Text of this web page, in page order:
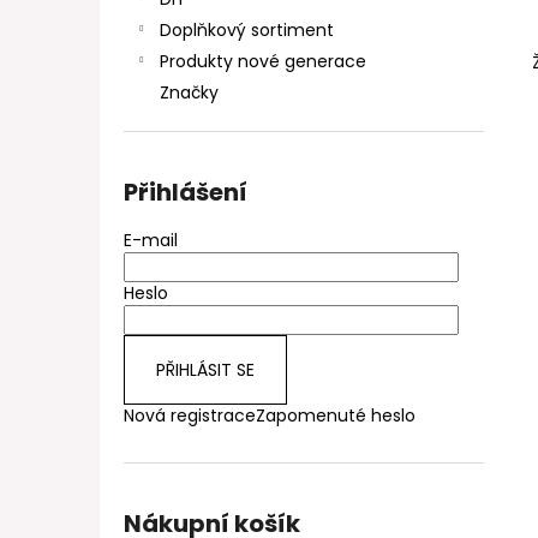
Doplňkový sortiment
Produkty nové generace
Značky
Přihlášení
E-mail
Heslo
PŘIHLÁSIT SE
Nová registraceZapomenuté heslo
Nákupní košík
DEKANG DESERT SHIP 10ML 11MG
154 Kč
Původně: 195 Kč